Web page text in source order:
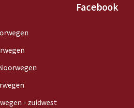
- zuidwest
Facebook